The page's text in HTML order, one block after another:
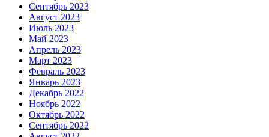
Сентябрь 2023
Август 2023
Июль 2023
Май 2023
Апрель 2023
Март 2023
Февраль 2023
Январь 2023
Декабрь 2022
Ноябрь 2022
Октябрь 2022
Сентябрь 2022